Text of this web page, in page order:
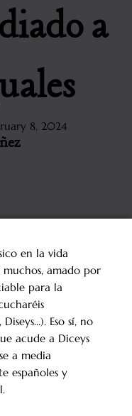
a
8, 2024
en la vida
amado por
para la
Eso sí, no
acude a Diceys
a media
españoles y